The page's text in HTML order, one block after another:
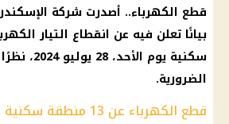
قطع الكهرباء.. أصدرت شركة
بيانًا تعلن فيه عن انقطاع التيار
سكنية يوم
الضرورية.
قطع الكهرباء عن 13 منطقة سكنية بالأسكندرية غدا